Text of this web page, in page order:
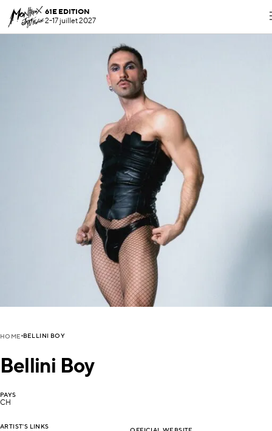
61E EDITION
2-17 juillet 2027
HOME BELLINI BOY
Bellini Boy
PAYS
CH
ARTIST'S LINKS